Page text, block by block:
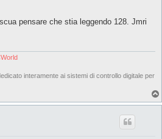
pensare che stia leggendo 128. Jmri
interamente ai sistemi di controllo digitale per